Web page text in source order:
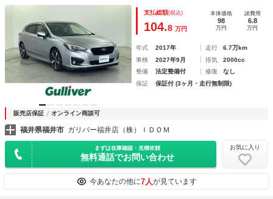
ズコントロール ＬＥＤヘッドライト パワーシート 革巻き
ステアリング パドルシフト 純正１８インチアルミホイール
支払総額(税込)
104.8 万円
本体価格
98
万円
諸費用
6.8
万円
年式 2017年 走行
6.7万km
車検
2027年9月 排気
2000cc
整備
法定整備付 修復
なし
保証
保証付 (3ヶ月・走行無制限)
販売店保証 オンライン商談可
福井県福井市 ガリバー福井店（株）ＩＤＯＭ
まずは在庫確認・見積依頼
無料通話でお問い合わせ
お気に入り
今あなたの他に7人が見ています